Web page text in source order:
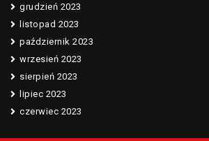
grudzień 2023
listopad 2023
październik 2023
wrzesień 2023
sierpień 2023
lipiec 2023
czerwiec 2023